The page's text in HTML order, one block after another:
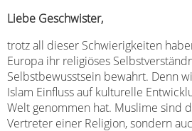
Liebe Geschwister,
trotz all dieser Schwierigkeiten
Europa ihr religiöses
Selbstbewusstsein bewahrt. Denn
Islam Einfluss auf kulturelle
Welt genommen hat. Muslime sind
Vertreter einer Religion, sondern